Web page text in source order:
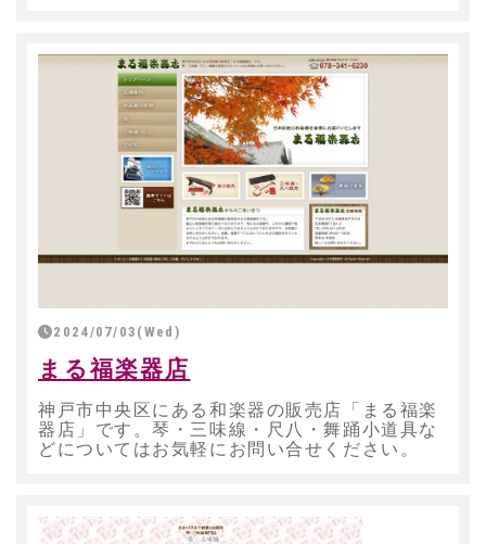
2024/07/03(Wed)
まる福楽器店
神戸市中央区にある和楽器の販売店「まる福楽
器店」です。琴・三味線・尺八・舞踊小道具な
どについてはお気軽にお問い合せください。